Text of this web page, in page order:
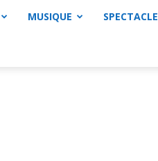
MUSIQUE SPECTACLE